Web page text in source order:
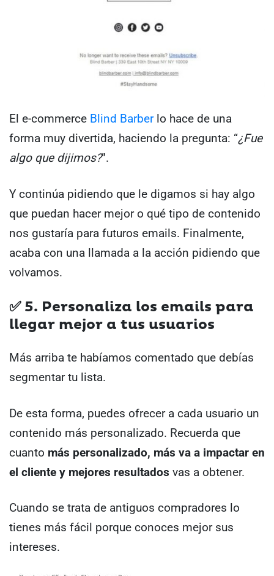
El e-commerce Blind Barberlo hace de una
forma muy divertida, haciendo la pregunta: “¿Fue
algo que dijimos?”.
Y continúa pidiendo que le digamos si hay algo
que puedan hacer mejor o qué tipo de contenido
nos gustaría para futuros emails. Finalmente,
acaba con una llamada a la acción pidiendo que
volvamos.
✅5. Personaliza los emails para
llegar mejor a tus usuarios
Más arriba te habíamos comentado que debías
segmentar tu lista.
De esta forma, puedes ofrecer a cada usuario un
contenido más personalizado. Recuerda que
cuanto más personalizado, más va a impactar en
el cliente y mejores resultados vas a obtener.
Cuando se trata de antiguos compradores lo
tienes más fácil porque conoces mejor sus
intereses.